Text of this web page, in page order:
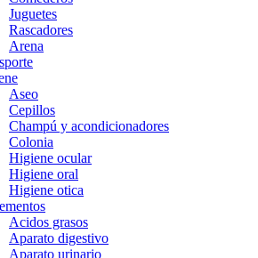
Juguetes
Rascadores
Arena
Aseo
Cepillos
Champú y acondicionadores
Colonia
Higiene ocular
Higiene oral
Higiene otica
Acidos grasos
Aparato digestivo
Aparato urinario